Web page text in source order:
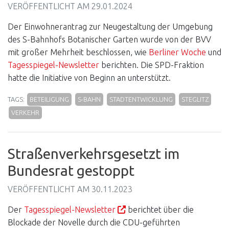
VERÖFFENTLICHT AM 29.01.2024
Der Einwohnerantrag zur Neugestaltung der Umgebung
des S-Bahnhofs Botanischer Garten wurde von der BVV
mit großer Mehrheit beschlossen, wie Berliner Woche und
Tagesspiegel-Newsletter berichten. Die SPD-Fraktion
hatte die Initiative von Beginn an unterstützt.
TAGS: BETEILIGUNG S-BAHN STADTENTWICKLUNG
STEGLITZ
VERKEHR
Straßenverkehrsgesetzt im
Bundesrat gestoppt
VERÖFFENTLICHT AM 30.11.2023
Der Tagesspiegel-Newsletter
berichtet über die
Blockade der Novelle durch die CDU-geführten